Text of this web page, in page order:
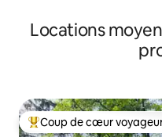
Locations
Coups de cœur
Coup de cœur